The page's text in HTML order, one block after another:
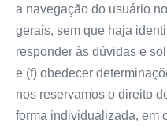
a navegação do usuário
gerais, sem que haja
responder às dúvidas e
e (f) obedecer
nos reservamos o direito
forma individualizada, em